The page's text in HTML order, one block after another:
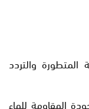
والتردد
المقاومة للماء